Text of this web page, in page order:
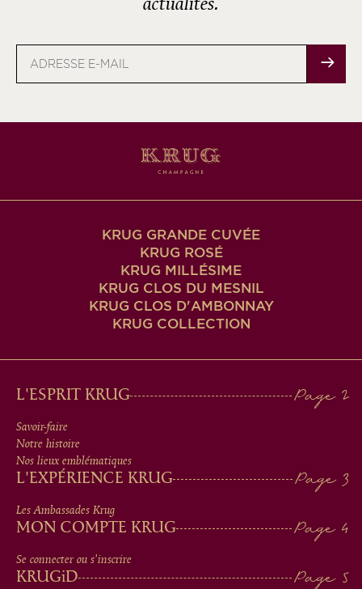
KRUG GRANDE CUVÉE
KRUG ROSÉ
KRUG MILLÉSIME
KRUG CLOS DU MESNIL
KRUG CLOS D'AMBONNAY
KRUG COLLECTION
MAIN
MEN
IN
FOOTER
L'ESPRIT KRUG
Savoir-faire
Notre histoire
Nos lieux emblématiques
L'EXPÉRIENCE KRUG
Les Ambassades Krug
MON COMPTE KRUG
Se connecter ou s'inscrire
KRUGiD